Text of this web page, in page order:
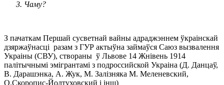
Чаму?
З пачаткам Першай сусветнай вайны адраджэннем ўкраінскай
дзяржаўнасці разам з ГУР актыўна займаўся Саюз вызвалення
Украіны (СВУ), створаны ў Львове 14 Жнівень 1914
палітычнымі эмігрантамі з подроссийской Украіна (Д. Данцаў,
В. Дарашэнка, А. Жук, М. Залізняка М. Меленевский,
О.Скоропис-Йолтуховский і інш)